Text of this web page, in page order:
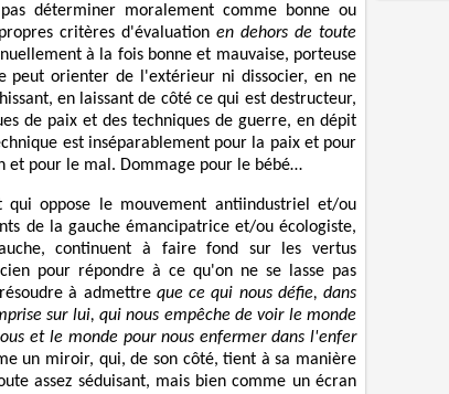
déterminer moralement comme bonne ou
critères d'évaluationen dehors de toute
à la fois bonne et mauvaise, porteuse
peut orienter de l'extérieur ni dissocier, en ne
en laissant de côté ce qui est destructeur,
de paix et des techniques de guerre, en dépit
est inséparablement pour la paix et pour
et pour le mal. Dommage pour le bébé…
oppose le mouvement antiindustriel et/ou
de la gauche émancipatrice et/ou écologiste,
continuent à faire fond sur les vertus
pour répondre à ce qu'on ne se lasse pas
à admettre que ce qui nous défie, dans
sur lui, qui nous empêche de voir le monde
et le monde pour nous enfermer dans l'enfer
un miroir, qui, de son côté, tient à sa manière
assez séduisant, mais bien comme un écran